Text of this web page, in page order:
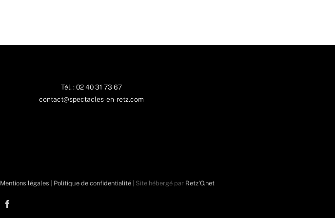
Tél. : 02 40 31 73 67
contact@spectacles-en-retz.com
Mentions légales Politique de confidentialité| Site hébergé par Retz'O.net